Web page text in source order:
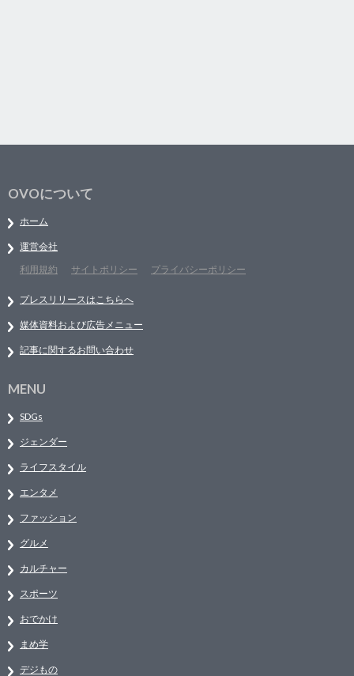
OVOについて
ホーム
運営会社
利用規約
サイトポリシー プライバシーポリシー
プレスリリースはこちらへ
媒体資料および広告メニュー
記事に関するお問い合わせ
MENU
SDGs
ジェンダー
ライフスタイル
エンタメ
ファッション
グルメ
カルチャー
スポーツ
おでかけ
まめ学
デジもの